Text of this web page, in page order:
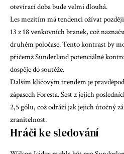
otevírací doba bude velmi dlouhá.
Les mezitím má tendenci ožívat
13 z 18 venkovních branek, což
druhém poločase. Tento kontrast by
přičemž Sunderland potenciálně
dospěje do soutěže.
Dalším klíčovým trendem je
zápasech Foresta. Šest z jejich
2,5 gólu, což odráží jak jejich útočný
zranitelnost.
Hráči ke sledování